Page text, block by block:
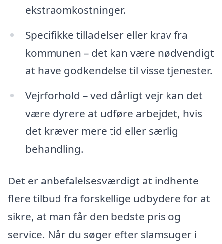
ekstraomkostninger.
Specifikke tilladelser eller krav fra
kommunen – det kan være nødvendigt
at have godkendelse til visse tjenester.
Vejrforhold – ved dårligt vejr kan det
være dyrere at udføre arbejdet, hvis
det kræver mere tid eller særlig
behandling.
Det er anbefalelsesværdigt at indhente
flere tilbud fra forskellige udbydere for at
sikre, at man får den bedste pris og
service. Når du søger efter slamsuger i